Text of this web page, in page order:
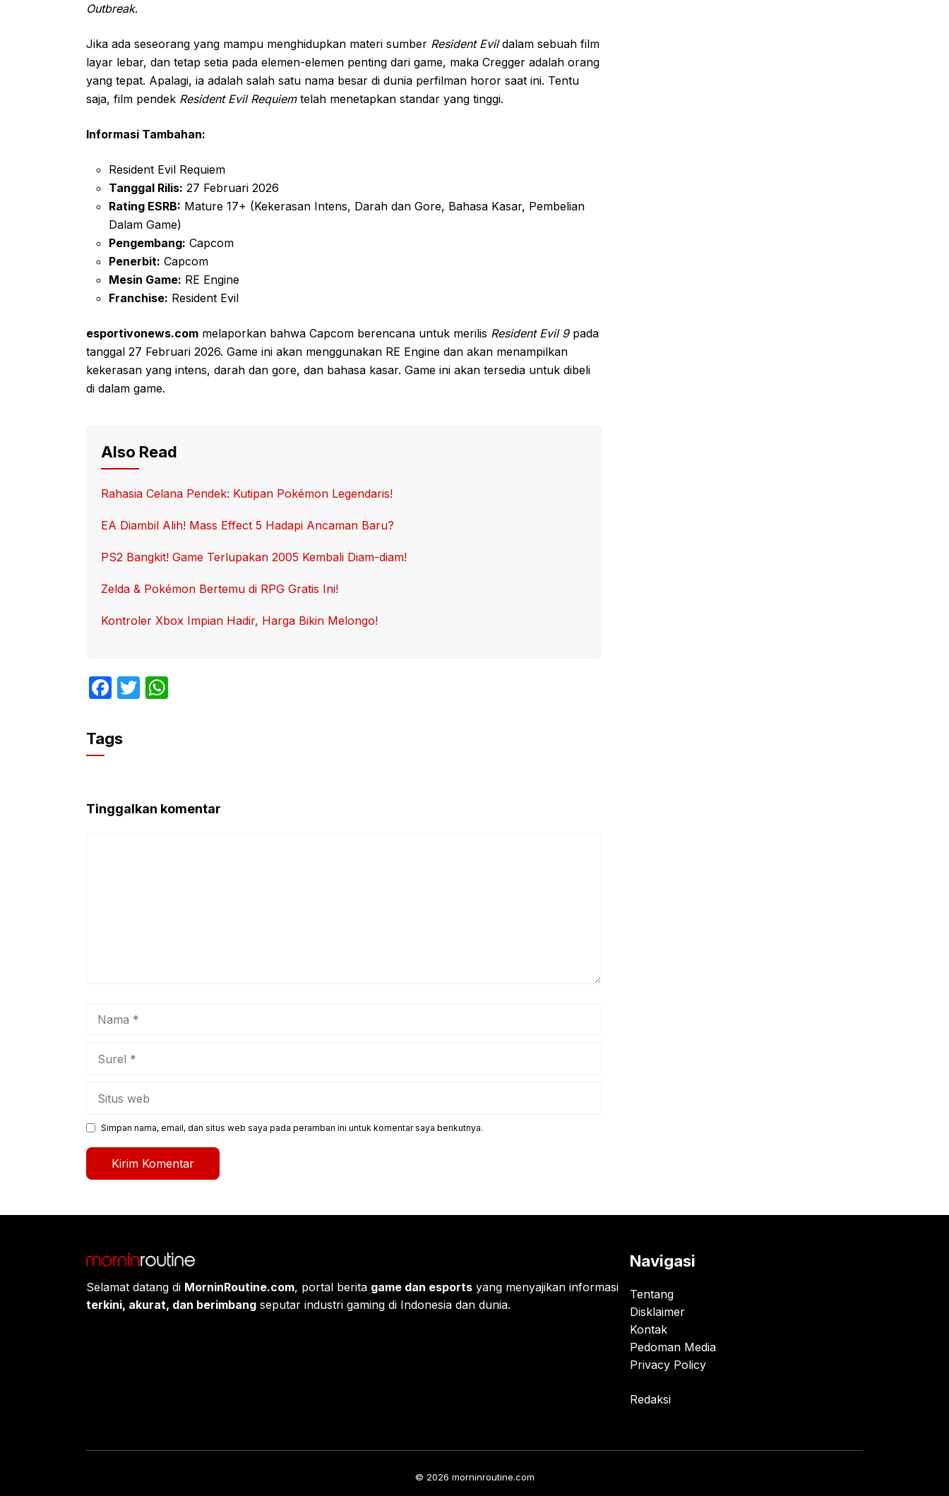
Outbreak.
Jika ada seseorang yang mampu menghidupkan materi sumber Resident Evildalam sebuah film
layar lebar, dan tetap setia pada elemen-elemen penting dari game, maka Cregger adalah orang
yang tepat. Apalagi, ia adalah salah satu nama besar di dunia perfilman horor saat ini. Tentu
saja, film pendek Resident Evil Requiemtelah menetapkan standar yang tinggi.
Informasi Tambahan:
Resident Evil Requiem
Tanggal Rilis: 27 Februari 2026
Rating ESRB: Mature 17+ (Kekerasan Intens, Darah dan Gore, Bahasa Kasar, Pembelian
Dalam Game)
Pengembang: Capcom
Penerbit: Capcom
Mesin Game: RE Engine
Franchise: Resident Evil
esportivonews.com melaporkan bahwa Capcom berencana untuk merilis Resident Evil 9pada
tanggal 27 Februari 2026. Game ini akan menggunakan RE Engine dan akan menampilkan
kekerasan yang intens, darah dan gore, dan bahasa kasar. Game ini akan tersedia untuk dibeli
di dalam game.
Also Read
Rahasia Celana Pendek: Kutipan Pokémon Legendaris!
EA Diambil Alih! Mass Effect 5 Hadapi Ancaman Baru?
PS2 Bangkit! Game Terlupakan 2005 Kembali Diam-diam!
Zelda & Pokémon Bertemu di RPG Gratis Ini!
Kontroler Xbox Impian Hadir, Harga Bikin Melongo!
F
c
e
o
o
T
p
p
Tags
Tinggalkan komentar
Simpan nama, email, dan situs web saya pada peramban ini untuk komentar saya berikutnya.
Selamat datang di MorninRoutine.com, portal berita game dan esports yang menyajikan informasi
terkini, akurat, dan berimbang seputar industri gaming di Indonesia dan dunia.
Navigasi
Tentang
Disklaimer
Kontak
Pedoman Media
Privacy Policy
Redaksi
© 2026 morninroutine.com